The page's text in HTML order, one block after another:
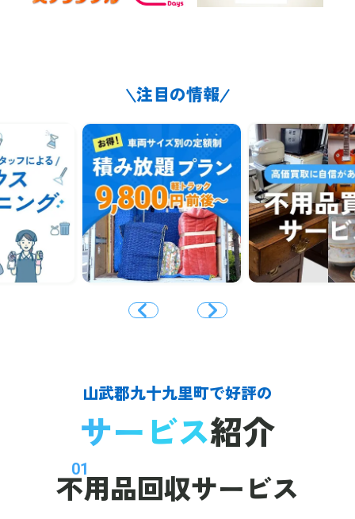
注目の情報
山武郡九十九里町で好評の
サービス紹介
01
不用品回収サービス